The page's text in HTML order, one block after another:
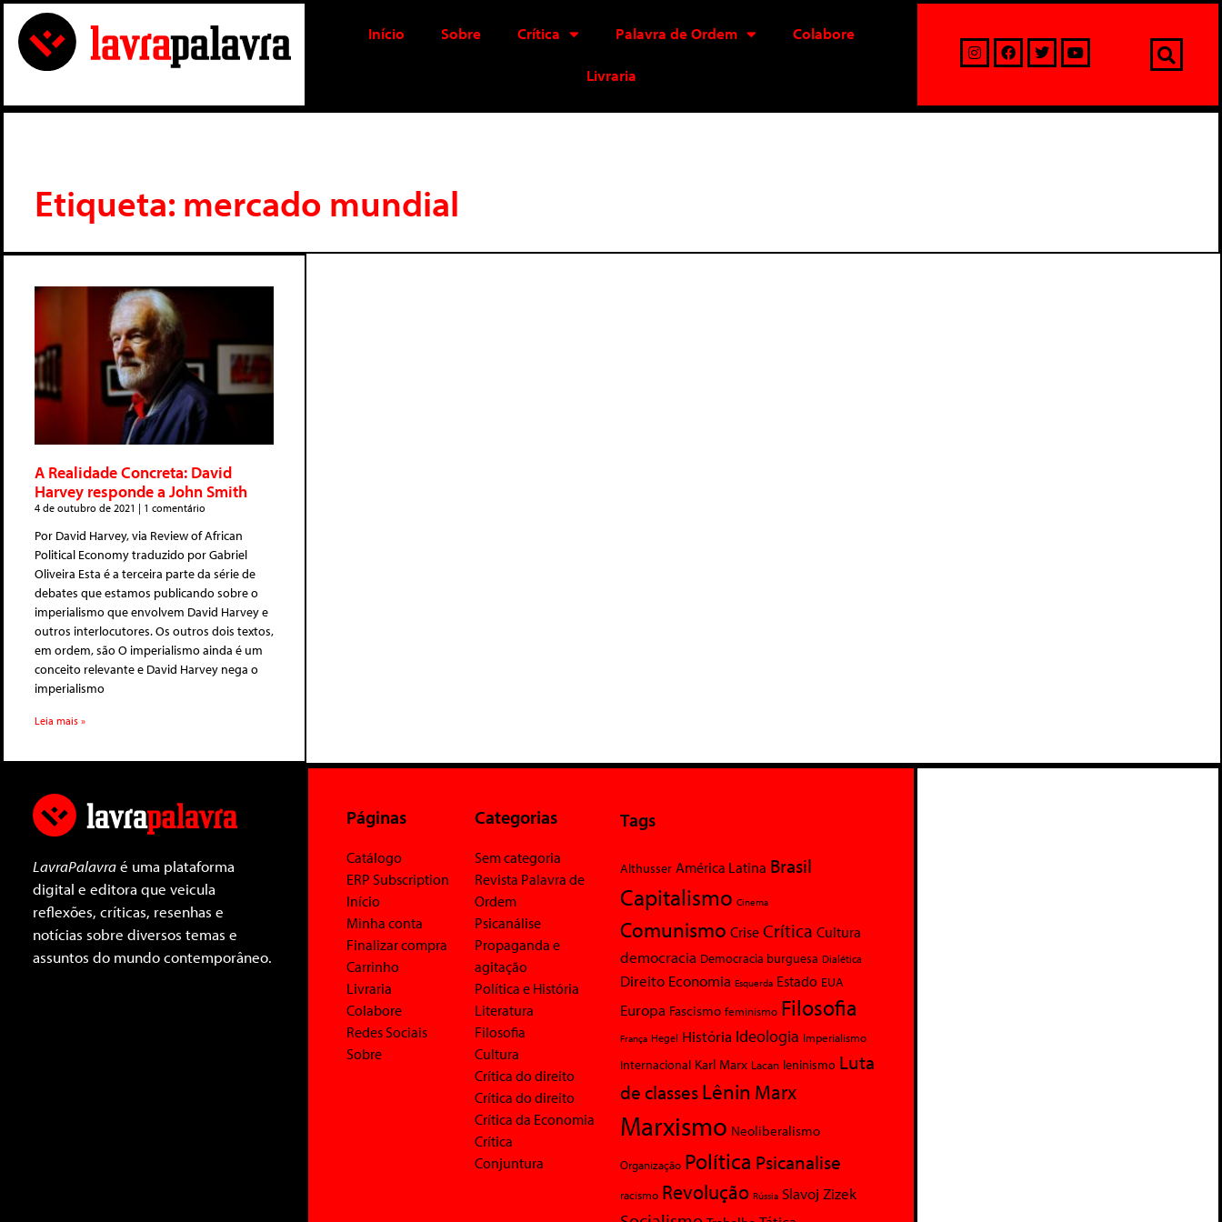
Início Sobre Crítica Palavra de Ordem Colabore
Livraria
Etiqueta: mercado mundial
A Realidade Concreta: David
Harvey responde a John Smith
4 de outubro de 2021 1 comentário
Por David Harvey, via Review of African
Political Economy traduzido por Gabriel
Oliveira Esta é a terceira parte da série de
debates que estamos publicando sobre o
imperialismo que envolvem David Harvey e
outros interlocutores. Os outros dois textos,
em ordem, são O imperialismo ainda é um
conceito relevante e David Harvey nega o
imperialismo
Leia mais »
LavraPalavraé uma plataforma
digital e editora que veicula
reflexões, críticas, resenhas e
notícias sobre diversos temas e
assuntos do mundo contemporâneo.
Páginas
Catálogo
ERP Subscription
Início
Minha conta
Finalizar compra
Carrinho
Livraria
Colabore
Redes Sociais
Sobre
Categorias
Sem categoria
Revista Palavra de
Ordem
Psicanálise
Propaganda e
agitação
Política e História
Literatura
Filosofia
Cultura
Crítica do direito
Crítica do direito
Crítica da Economia
Crítica
Conjuntura
Tags
Althusser América Latina Brasil
Capitalismo Cinema
Comunismo Crise Crítica Cultura
democracia Democracia burguesa Dialética
Direito Economia Esquerda Estado EUA
Europa Fascismo feminismo Filosofia
França Hegel História Ideologia Imperialismo
Internacional Karl Marx Lacan leninismo Luta
de classesLênin Marx
Marxismo Neoliberalismo
Organização Política Psicanalise
racismo Revolução Rússia Slavoj Zizek